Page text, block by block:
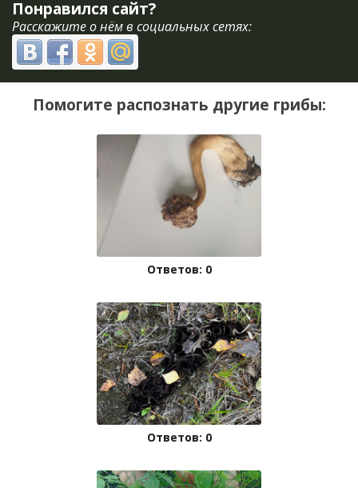
Понравился сайт?
Расскажите о нём в социальных сетях:
Помогите распознать другие грибы:
Ответов: 0
Ответов: 0